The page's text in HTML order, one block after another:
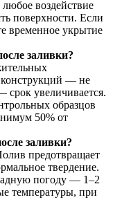
любое воздействие
поверхности. Если
временное укрытие
заливки?
конструкций — не
срок увеличивается.
образцов
50% от
заливки?
предотвращает
твердение.
погоду — 1–2
температуры, при